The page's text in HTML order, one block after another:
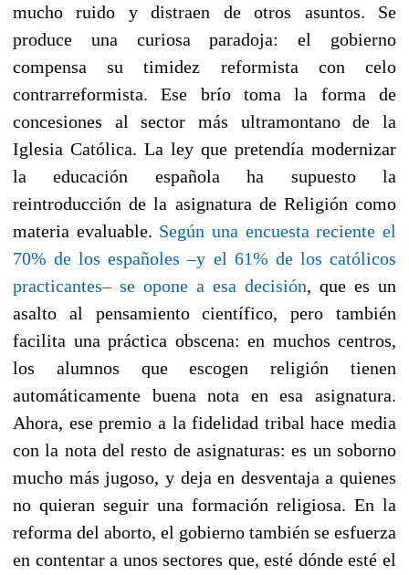
mucho ruido y distraen de otros asuntos. Se
produce una curiosa paradoja: el gobierno
compensa su timidez reformista con celo
contrarreformista. Ese brío toma la forma de
concesiones al sector más ultramontano de la
Iglesia Católica. La ley que pretendía modernizar
la educación española ha supuesto la
reintroducción de la asignatura de Religión como
materia evaluable. Según una encuesta reciente el
70% de los españoles –y el 61% de los católicos
practicantes– se opone a esa decisión, que es un
asalto al pensamiento científico, pero también
facilita una práctica obscena: en muchos centros,
los alumnos que escogen religión tienen
automáticamente buena nota en esa asignatura.
Ahora, ese premio a la fidelidad tribal hace media
con la nota del resto de asignaturas: es un soborno
mucho más jugoso, y deja en desventaja a quienes
no quieran seguir una formación religiosa. En la
reforma del aborto, el gobierno también se esfuerza
en contentar a unos sectores que, esté dónde esté el